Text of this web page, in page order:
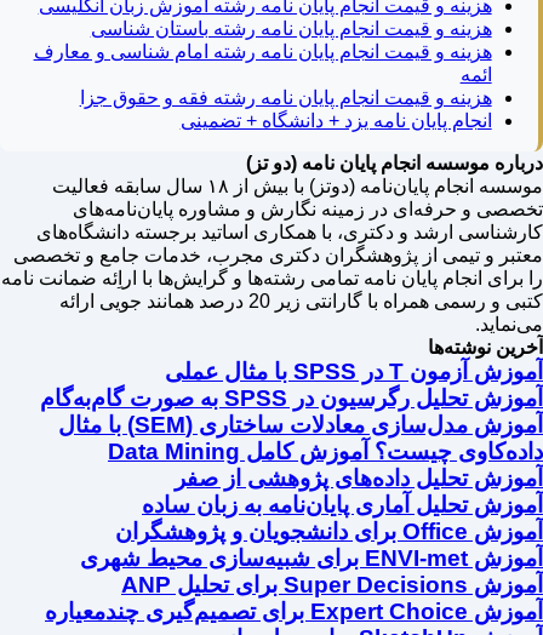
هزینه و قیمت انجام پایان نامه رشته آموزش زبان انگلیسی
هزینه و قیمت انجام پایان نامه رشته باستان شناسی
هزینه و قیمت انجام پایان نامه رشته امام شناسی و معارف
ائمه
هزینه و قیمت انجام پایان نامه رشته فقه و حقوق جزا
انجام پایان نامه یزد + دانشگاه + تضمینی
درباره موسسه انجام پایان نامه (دو تز)
موسسه انجام پایان‌نامه (دوتز) با بیش از ۱۸ سال سابقه فعالیت
تخصصی و حرفه‌ای در زمینه نگارش و مشاوره پایان‌نامه‌های
کارشناسی ارشد و دکتری، با همکاری اساتید برجسته دانشگاه‌های
معتبر و تیمی از پژوهشگران دکتری مجرب، خدمات جامع و تخصصی
را برای انجام پایان نامه تمامی رشته‌ها و گرایش‌ها با اراِئه ضمانت نامه
کتبی و رسمی همراه با گارانتی زیر 20 درصد همانند جویی ارائه
می‌نماید.
آخرین نوشته‌ها
آموزش آزمون T در SPSS با مثال عملی
آموزش تحلیل رگرسیون در SPSS به صورت گام‌به‌گام
آموزش مدل‌سازی معادلات ساختاری (SEM) با مثال
داده‌کاوی چیست؟ آموزش کامل Data Mining
آموزش تحلیل داده‌های پژوهشی از صفر
آموزش تحلیل آماری پایان‌نامه به زبان ساده
آموزش Office برای دانشجویان و پژوهشگران
آموزش ENVI-met برای شبیه‌سازی محیط شهری
آموزش Super Decisions برای تحلیل ANP
آموزش Expert Choice برای تصمیم‌گیری چندمعیاره